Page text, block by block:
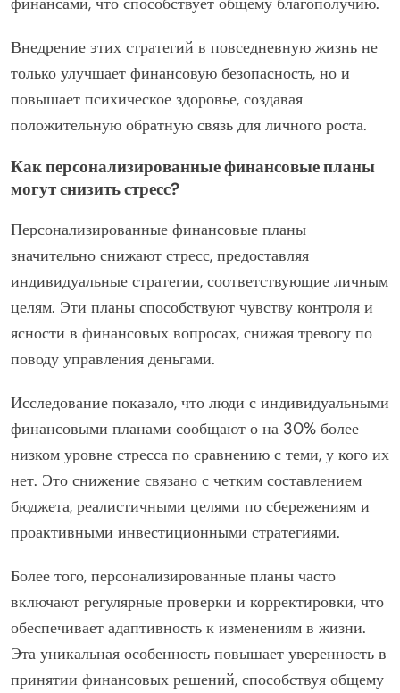
Внедрение этих стратегий в повседневную жизнь не
только улучшает финансовую безопасность, но и
повышает психическое здоровье, создавая
положительную обратную связь для личного роста.
Как персонализированные финансовые планы
могут снизить стресс?
Персонализированные финансовые планы
значительно снижают стресс, предоставляя
индивидуальные стратегии, соответствующие личным
целям. Эти планы способствуют чувству контроля и
ясности в финансовых вопросах, снижая тревогу по
поводу управления деньгами.
Исследование показало, что люди с индивидуальными
финансовыми планами сообщают о на 30% более
низком уровне стресса по сравнению с теми, у кого их
нет. Это снижение связано с четким составлением
бюджета, реалистичными целями по сбережениям и
проактивными инвестиционными стратегиями.
Более того, персонализированные планы часто
включают регулярные проверки и корректировки, что
обеспечивает адаптивность к изменениям в жизни.
Эта уникальная особенность повышает уверенность в
принятии финансовых решений, способствуя общему